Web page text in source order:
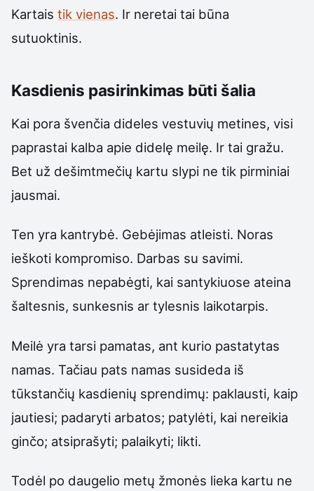
Kartais tik vienas. Ir neretai tai būna
sutuoktinis.
Kasdienis pasirinkimas būti šalia
Kai pora švenčia dideles vestuvių metines, visi
paprastai kalba apie didelę meilę. Ir tai gražu.
Bet už dešimtmečių kartu slypi ne tik pirminiai
jausmai.
Ten yra kantrybė. Gebėjimas atleisti. Noras
ieškoti kompromiso. Darbas su savimi.
Sprendimas nepabėgti, kai santykiuose ateina
šaltesnis, sunkesnis ar tylesnis laikotarpis.
Meilė yra tarsi pamatas, ant kurio pastatytas
namas. Tačiau pats namas susideda iš
tūkstančių kasdienių sprendimų: paklausti, kaip
jautiesi; padaryti arbatos; patylėti, kai nereikia
ginčo; atsiprašyti; palaikyti; likti.
Todėl po daugelio metų žmonės lieka kartu ne